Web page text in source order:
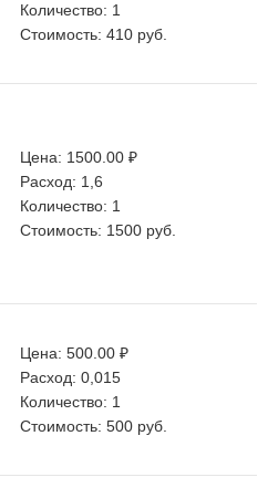
Количество: 1
Стоимость: 410 руб.
Цена: 1500.00 ₽
Расход: 1,6
Количество: 1
Стоимость: 1500 руб.
Цена: 500.00 ₽
Расход: 0,015
Количество: 1
Стоимость: 500 руб.